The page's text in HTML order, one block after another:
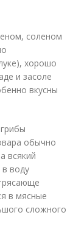
соленом
хорошо
и засоле
вкусны
обычно
всякий
воду
в мясные
сложного